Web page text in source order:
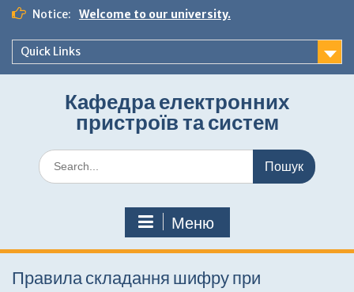
Перейти
вмісту
Notice: Welcome to our university.
Quick Links
Кафедра електронних
пристроїв та систем
Шукати:
Меню
Правила складання шифру при